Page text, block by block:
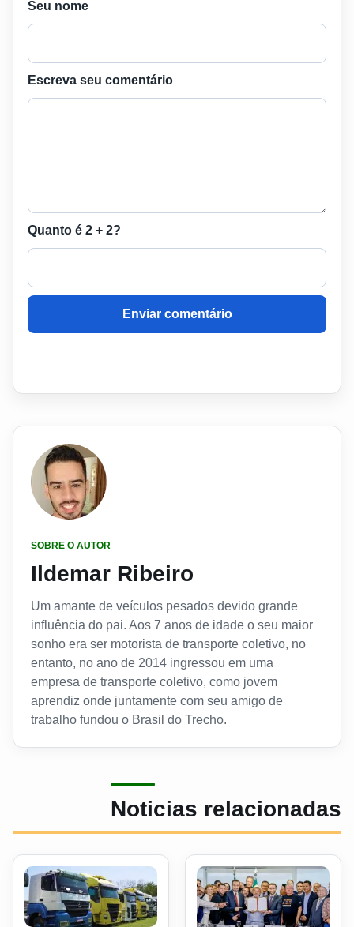
Seu nome
Escreva seu comentário
Quanto é 2 + 2?
Enviar comentário
SOBRE O AUTOR
Ildemar Ribeiro
Um amante de veículos pesados devido grande
influência do pai. Aos 7 anos de idade o seu maior
sonho era ser motorista de transporte coletivo, no
entanto, no ano de 2014 ingressou em uma
empresa de transporte coletivo, como jovem
aprendiz onde juntamente com seu amigo de
trabalho fundou o Brasil do Trecho.
Noticias relacionadas